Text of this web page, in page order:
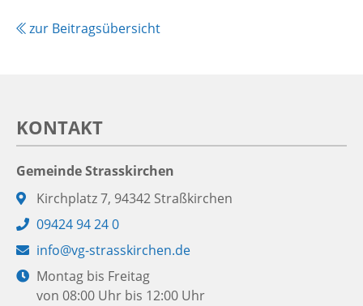
zur Beitragsübersicht
KONTAKT
Gemeinde Strasskirchen
Adresse:
Kirchplatz 7, 94342 Straßkirchen
Telefon:
09424 94 24 0
E-
Mail:
info@vg-strasskirchen.de
Öffnungszeiten:
Montag bis Freitag
von 08:00 Uhr bis 12:00 Uhr